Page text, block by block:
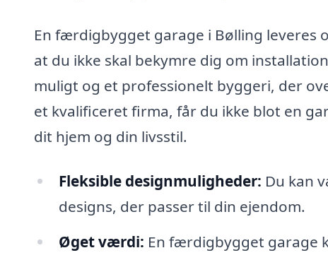
En færdigbygget garage i Bølling leveres
at du ikke skal bekymre dig om
muligt og et professionelt byggeri, der
et kvalificeret firma, får du ikke blot en
dit hjem og din livsstil.
Fleksible designmuligheder: Du kan
designs, der passer til din ejendom.
Øget værdi: En færdigbygget garage